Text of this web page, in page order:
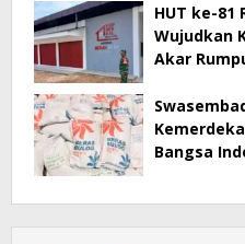
HUT ke-81
Wujudkan
Akar
Bangsa